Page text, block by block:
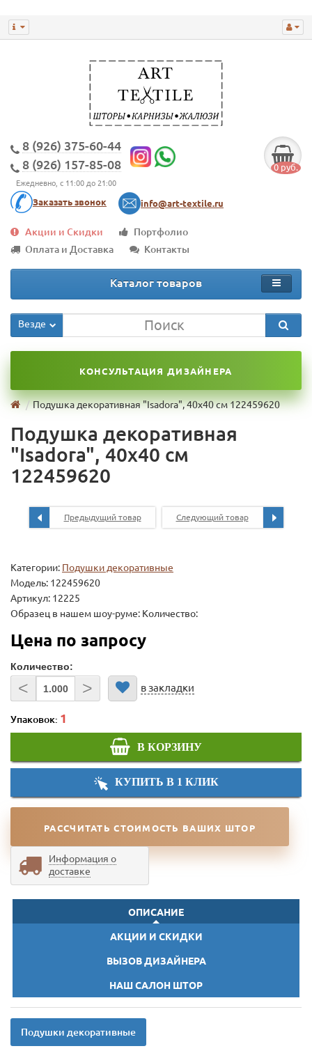
8 (926) 375-60-44
8 (926) 157-85-08
Ежедневно, с 11:00 до 21:00
Заказать звонок info@art-textile.ru
0 руб.
Акции и Скидки
Портфолио
Оплата и Доставка
Контакты
Каталог товаров
Везде
КОНСУЛЬТАЦИЯ ДИЗАЙНЕРА
Подушка декоративная "Isadora", 40x40 см 122459620
Подушка декоративная
"Isadora", 40x40 см
122459620
Предыдущий товар Следующий товар
Категории: Подушки декоративные
Модель: 122459620
Артикул: 12225
Образец в нашем шоу-руме: Количество:
Цена по запросу
Количество:
< > в закладки
Упаковок:
В КОРЗИНУ
КУПИТЬ В 1 КЛИК
РАССЧИТАТЬ СТОИМОСТЬ ВАШИХ ШТОР
Информация о
доставке
ОПИСАНИЕ
АКЦИИ И СКИДКИ
ВЫЗОВ ДИЗАЙНЕРА
НАШ САЛОН ШТОР
Подушки декоративные